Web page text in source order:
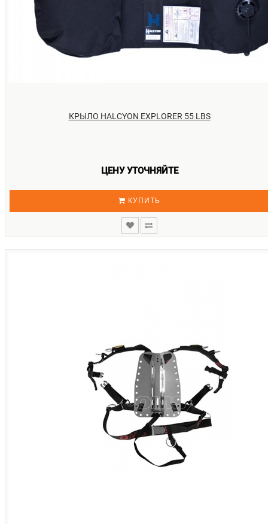
КРЫЛО HALCYON EXPLORER 55 LBS
ЦЕНУ УТОЧНЯЙТЕ
КУПИТЬ